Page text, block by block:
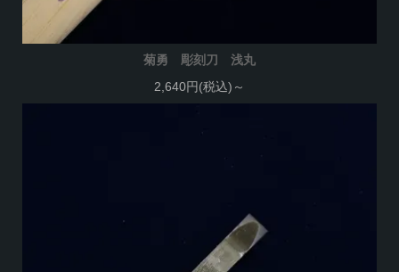
菊勇 彫刻刀 浅丸
2,640円(税込)～